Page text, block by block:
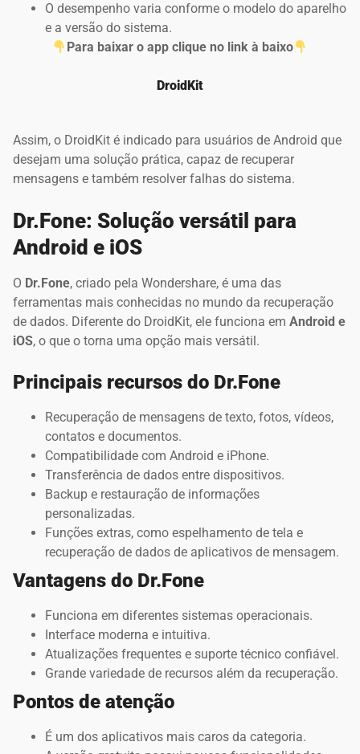
O desempenho varia conforme o modelo do aparelho
e a versão do sistema.
Para baixar o app clique no link à baixo
DroidKit
Assim, o DroidKit é indicado para usuários de Android que
desejam uma solução prática, capaz de recuperar
mensagens e também resolver falhas do sistema.
Dr.Fone: Solução versátil para
Android e iOS
O Dr.Fone, criado pela Wondershare, é uma das
ferramentas mais conhecidas no mundo da recuperação
de dados. Diferente do DroidKit, ele funciona em Android e
iOS, o que o torna uma opção mais versátil.
Principais recursos do Dr.Fone
Recuperação de mensagens de texto, fotos, vídeos,
contatos e documentos.
Compatibilidade com Android e iPhone.
Transferência de dados entre dispositivos.
Backup e restauração de informações
personalizadas.
Funções extras, como espelhamento de tela e
recuperação de dados de aplicativos de mensagem.
Vantagens do Dr.Fone
Funciona em diferentes sistemas operacionais.
Interface moderna e intuitiva.
Atualizações frequentes e suporte técnico confiável.
Grande variedade de recursos além da recuperação.
Pontos de atenção
É um dos aplicativos mais caros da categoria.